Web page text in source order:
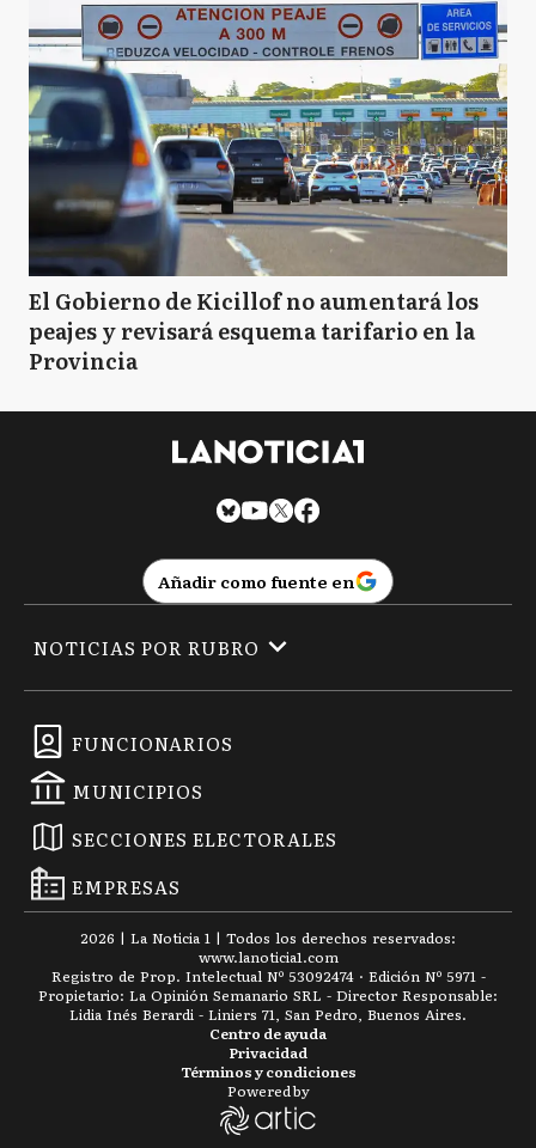
El Gobierno de Kicillof no aumentará los
peajes y revisará esquema tarifario en la
Provincia
Añadir como fuente en
FUNCIONARIOS
MUNICIPIOS
SECCIONES ELECTORALES
EMPRESAS
NOTICIAS POR RUBRO
2026 | La Noticia 1 | Todos los derechos reservados:
www.lanoticia1.com
Registro de Prop. Intelectual Nº 53092474 · Edición Nº 5971 -
Propietario: La Opinión Semanario SRL - Director Responsable:
Lidia Inés Berardi - Liniers 71, San Pedro, Buenos Aires.
Términos y condiciones
Privacidad
Centro de ayuda
Powered by